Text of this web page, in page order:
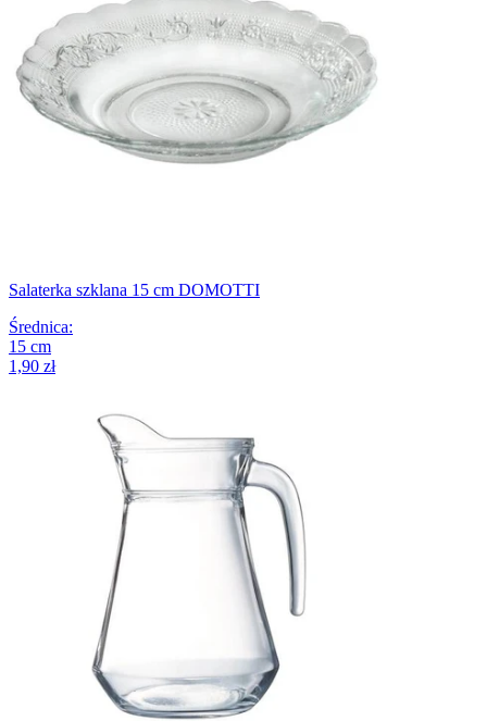
Salaterka szklana 15 cm DOMOTTI
Średnica:
15 cm
1,90 zł